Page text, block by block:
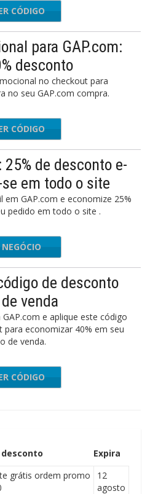
TWENTY
CÓDIGO
para GAP.com:
desconto
no checkout para
no seu GAP.com compra.
MORE
CÓDIGO
25% de desconto e-
em todo o site
em GAP.com e economize 25%
pedido em todo o site .
NEGÓCIO
de desconto
venda
e aplique este código
economizar 40% em seu
de venda.
TREAT
CÓDIGO
Expira
grátis ordem promo
12
agosto